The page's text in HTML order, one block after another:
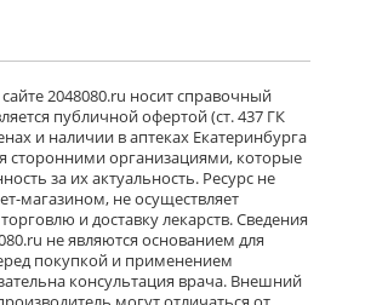
2048080.ru носит справочный
публичной офертой (ст. 437 ГК
и наличии в аптеках Екатеринбурга
сторонними организациями, которые
за их актуальность. Ресурс не
магазином, не осуществляет
и доставку лекарств. Сведения
не являются основанием для
покупкой и применением
консультация врача. Внешний